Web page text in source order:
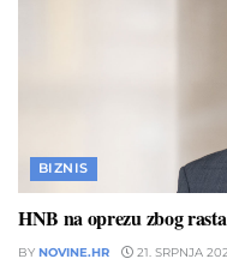
BIZNIS
HNB na oprezu zbog
BY NOVINE.HR 21. SRPNJA